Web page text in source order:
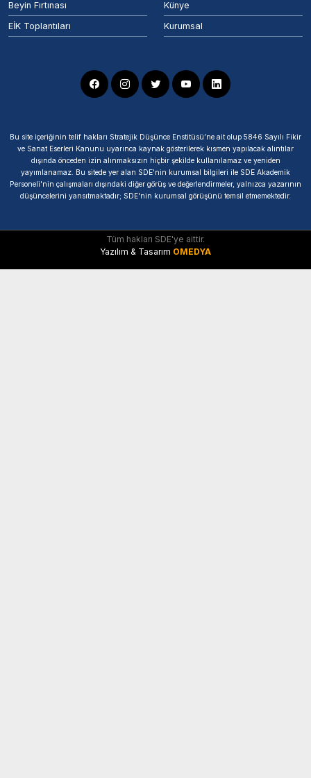
Beyin Fırtınası
EİK Toplantıları
Künye
Kurumsal
Bu site içeriğinin telif hakları Stratejik Düşünce Enstitüsü’ne ait olup 5846 Sayılı Fikir
ve Sanat Eserleri Kanunu uyarınca kaynak gösterilerek kısmen yapılacak alıntılar
dışında önceden izin alınmaksızın hiçbir şekilde kullanılamaz ve yeniden
yayımlanamaz. Bu sitede yer alan SDE'nin kurumsal bilgileri ile SDE Akademik
Personeli'nin çalışmaları dışındaki diğer görüş ve değerlendirmeler, yalnızca yazarının
düşüncelerini yansıtmaktadır; SDE'nin kurumsal görüşünü temsil etmemektedir.
Tüm hakları SDE'ye aittir.
Yazılım & Tasarım OMEDYA